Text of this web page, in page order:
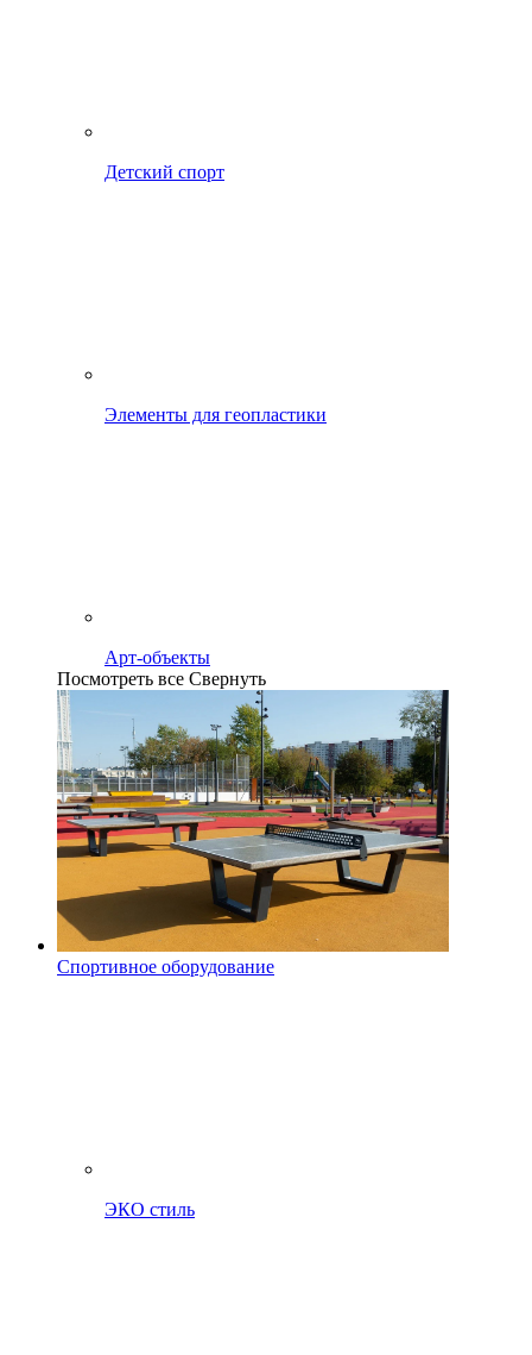
Детский спорт
Элементы для геопластики
Арт-объекты
Посмотреть все Свернуть
Спортивное оборудование
ЭКО стиль